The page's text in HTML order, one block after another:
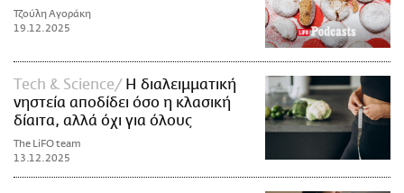
Τζούλη Αγοράκη
19.12.2025
Τech & Science
Η διαλειμματική
νηστεία αποδίδει όσο η κλασική
δίαιτα, αλλά όχι για όλους
The LiFO team
13.12.2025